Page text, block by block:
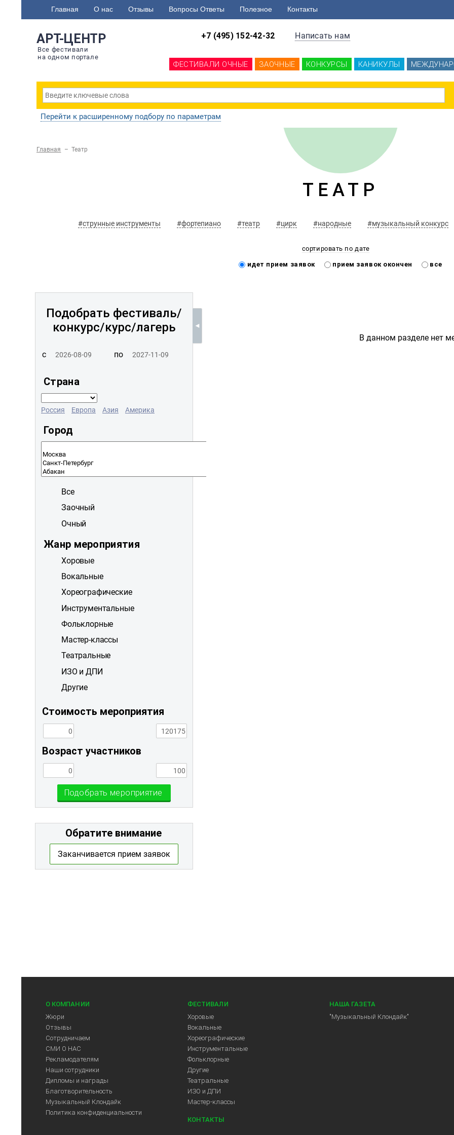
Главная О нас Отзывы Вопросы Ответы Полезное Контакты
АРТ-ЦЕНТР
Все фестивали
на одном портале
+7 (495) 152-42-32 Написать нам
ФЕСТИВАЛИ ОЧНЫЕ ЗАОЧНЫЕ КОНКУРСЫ КАНИКУЛЫ
Перейти к расширенному подбору по параметрам
Главная – Театр
ТЕАТР
#струнные инструменты #фортепиано #театр #цирк #народные #музыкальный конкурс
сортировать по дате
идет прием заявок прием заявок окончен все
Подобрать фестиваль/
конкурс/курс/лагерь
с по
Страна
Россия Европа Азия Америка
Город
Все
Заочный
Очный
Жанр мероприятия
Хоровые
Вокальные
Хореографические
Инструментальные
Фольклорные
Мастер-классы
Театральные
ИЗО и ДПИ
Другие
Стоимость мероприятия
Возраст участников
Подобрать мероприятие
Обратите внимание
Заканчивается прием заявок
В данном разделе нет
О КОМПАНИИ
Жюри
Отзывы
Сотрудничаем
СМИ О НАС
Рекламодателям
Наши сотрудники
Дипломы и награды
Благотворительность
Музыкальный Клондайк
Политика конфиденциальности
ФЕСТИВАЛИ
Хоровые
Вокальные
Хореографические
Инструментальные
Фольклорные
Другие
Театральные
ИЗО и ДПИ
Мастер-классы
КОНТАКТЫ
НАША ГАЗЕТА
"Музыкальный Клондайк"